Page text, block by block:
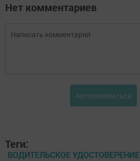
Нет комментариев
Авторизоваться
Теги:
ВОДИТЕЛЬСКОЕ УДОСТОВЕРЕНИЕ